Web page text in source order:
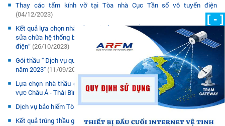
Thay các tấm kính vỡ tại Tòa nhà Cục Tần số vô tuyến điện
(04/12/2023)
Kết quả lựa chọn nhà thầu gói thầu “Mua sắm vật tư, linh kiện phục vụ
sửa chữa hệ thống bãi đỗ xe tự động tại tòa nhà Cục Tần số vô tuyến
điện” (26/10/2023)
Gói thầu " Dịch vụ quản lý vận hành Tòa nhà Cục Tần số vô tuyến điện
năm 2023" (11/09/2023)
Lựa chọn nhà thầu gói thầu: "Dịch vụ tổ chức Hội nghị vô tuyến khu
vực Châu Á - Thái Bình Dương lần thứ 31 (AWG-31)(27/03/2023)
Dịch vụ bảo hiểm Tòa nhà Cục tần số vô tuyến điện(19/01/2023)
Kết quả trúng thầu gói thầu bảo dưỡng hệ thống điều hòa không khí và
[ - ]